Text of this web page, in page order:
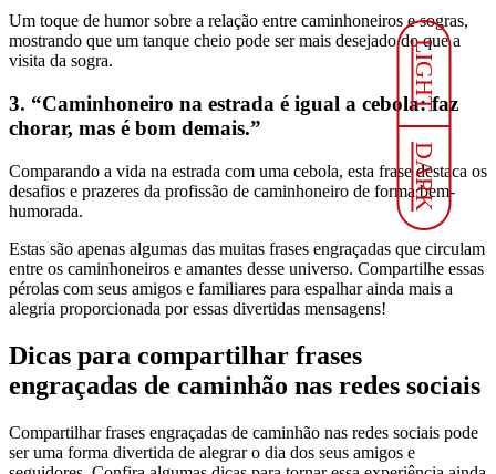
LIGHT
DARK
Um toque de humor sobre a relação entre caminhoneiros e sogras,
mostrando que um tanque cheio pode ser mais desejado do que a
visita da sogra.
3. “Caminhoneiro na estrada é igual a cebola: faz
chorar, mas é bom demais.”
Comparando a vida na estrada com uma cebola, esta frase destaca os
desafios e prazeres da profissão de caminhoneiro de forma bem-
humorada.
Estas são apenas algumas das muitas frases engraçadas que circulam
entre os caminhoneiros e amantes desse universo. Compartilhe essas
pérolas com seus amigos e familiares para espalhar ainda mais a
alegria proporcionada por essas divertidas mensagens!
Dicas para compartilhar frases
engraçadas de caminhão nas redes sociais
Compartilhar frases engraçadas de caminhão nas redes sociais pode
ser uma forma divertida de alegrar o dia dos seus amigos e